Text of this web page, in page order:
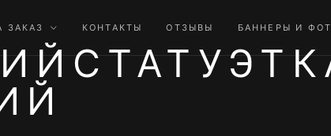
ЗАКАЗ КОНТАКТЫ ОТЗЫВЫ БАННЕРЫ И